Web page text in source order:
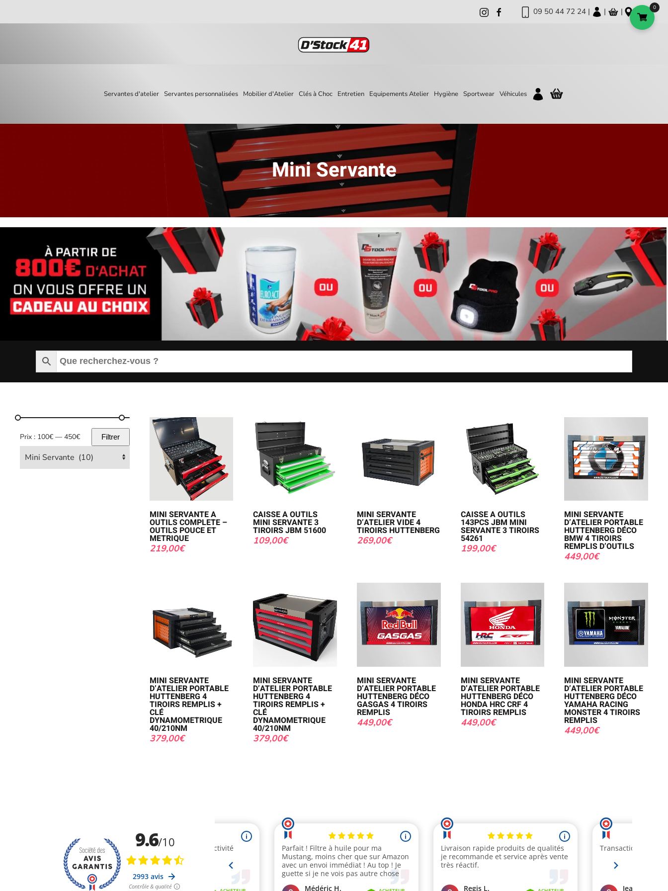
09 50 44 72 24 | | |
Servantes d'atelier Servantes personnalisées Mobilier d'Atelier Clés à Choc Entretien Equipements Atelier Hygiène Sportwear Véhicules
Mini Servante
Filtrer
Prix : 100€ — 450€
MINI SERVANTE A
OUTILS COMPLETE –
OUTILS POUCE ET
METRIQUE
219,00€
CAISSE A OUTILS
MINI SERVANTE 3
TIROIRS JBM 51600
109,00€
MINI SERVANTE
D’ATELIER VIDE 4
TIROIRS HUTTENBERG
269,00€
CAISSE A OUTILS
143PCS JBM MINI
SERVANTE 3 TIROIRS
54261
199,00€
MINI SERVANTE
D’ATELIER PORTABLE
HUTTENBERG DÉCO
BMW 4 TIROIRS
REMPLIS D’OUTILS
449,00€
MINI SERVANTE
D’ATELIER PORTABLE
HUTTENBERG 4
TIROIRS REMPLIS +
CLÉ
DYNAMOMETRIQUE
40/210NM
379,00€
MINI SERVANTE
D’ATELIER PORTABLE
HUTTENBERG 4
TIROIRS REMPLIS +
CLÉ
DYNAMOMETRIQUE
40/210NM
379,00€
MINI SERVANTE
D’ATELIER PORTABLE
HUTTENBERG DÉCO
GASGAS 4 TIROIRS
REMPLIS
449,00€
MINI SERVANTE
D’ATELIER PORTABLE
HUTTENBERG DÉCO
HONDA HRC CRF 4
TIROIRS REMPLIS
449,00€
MINI SERVANTE
D’ATELIER PORTABLE
HUTTENBERG DÉCO
YAMAHA RACING
MONSTER 4 TIROIRS
REMPLIS
449,00€
0